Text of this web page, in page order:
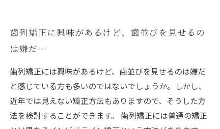
歯列矯正に興味があるけど、歯並びを見せるの
は嫌だ…
歯列矯正には興味があるけど、歯並びを見せるのは嫌だ
と感じている方も多いのではないでしょうか。しかし、
近年では見えない矯正方法もありますので、そうした方
法を検討することができます。 歯列矯正には普通の矯正